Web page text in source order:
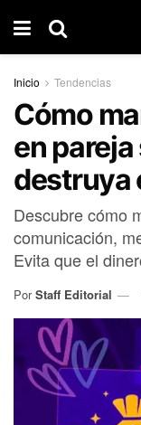
Inicio Tendencias
Cómo
en
destruya
Descubre cómo
comunicación,
Evita que el
Por Staff Editorial